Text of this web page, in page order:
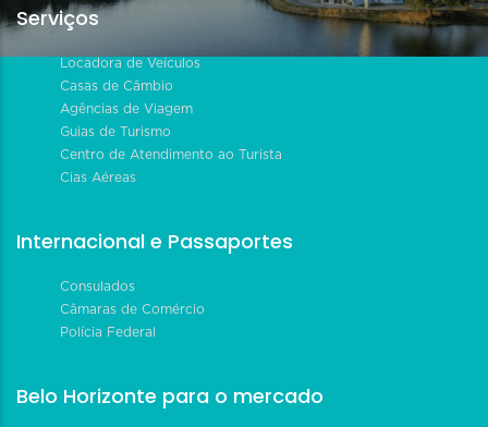
Serviços
Locadora de Veículos
Casas de Câmbio
Agências de Viagem
Guias de Turismo
Centro de Atendimento ao Turista
Cias Aéreas
Internacional e Passaportes
Consulados
Câmaras de Comércio
Polícia Federal
Belo Horizonte para o mercado